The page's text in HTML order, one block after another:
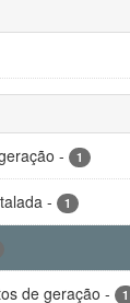
- 1
- 1
de geração - 1